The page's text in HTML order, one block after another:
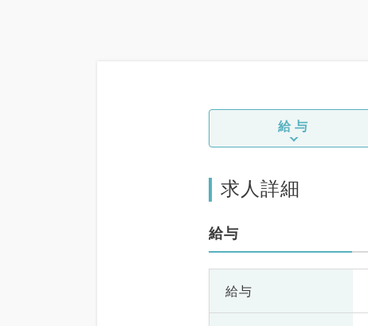
給与
求人詳細
給与
給与